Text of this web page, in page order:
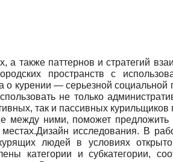
также паттернов и стратегий
пространств с
о курении — серьезной
не только
так и пассивных
между ними, поможет
исследования. В
людей в условиях
категории и субкатегории,